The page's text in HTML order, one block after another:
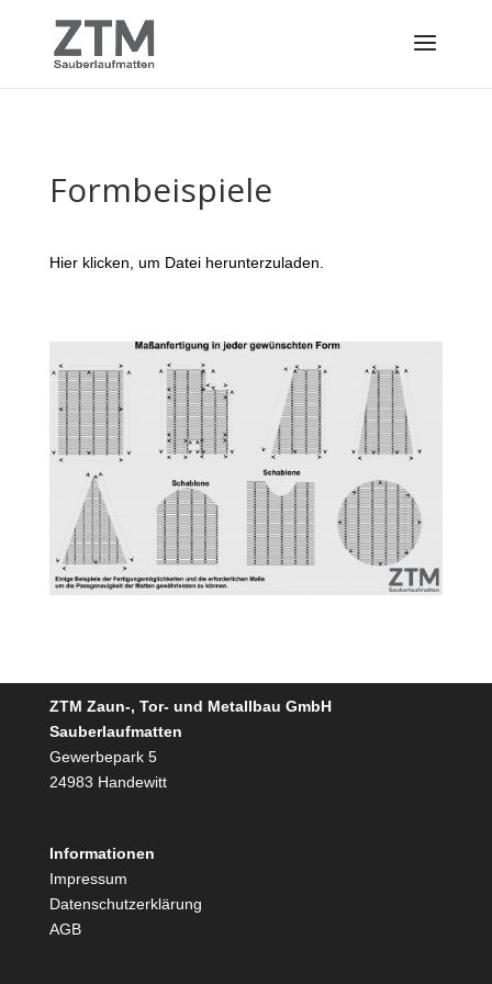
Formbeispiele
Hier klicken, um Datei herunterzuladen.
ZTM Zaun-, Tor- und Metallbau GmbH
Sauberlaufmatten
Gewerbepark 5
24983 Handewitt
Informationen
Impressum
Datenschutzerklärung
AGB